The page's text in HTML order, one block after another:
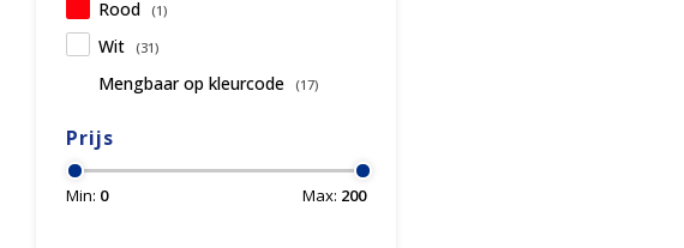
Rood (1)
Wit (31)
Mengbaar op kleurcode (17)
Prijs
Min: 0 Max: 200